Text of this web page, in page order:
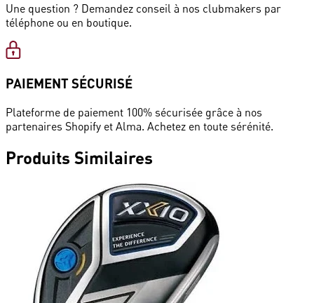
Une question ? Demandez conseil à nos clubmakers par
téléphone ou en boutique.
PAIEMENT SÉCURISÉ
Plateforme de paiement 100% sécurisée grâce à nos
partenaires Shopify et Alma. Achetez en toute sérénité.
Produits Similaires